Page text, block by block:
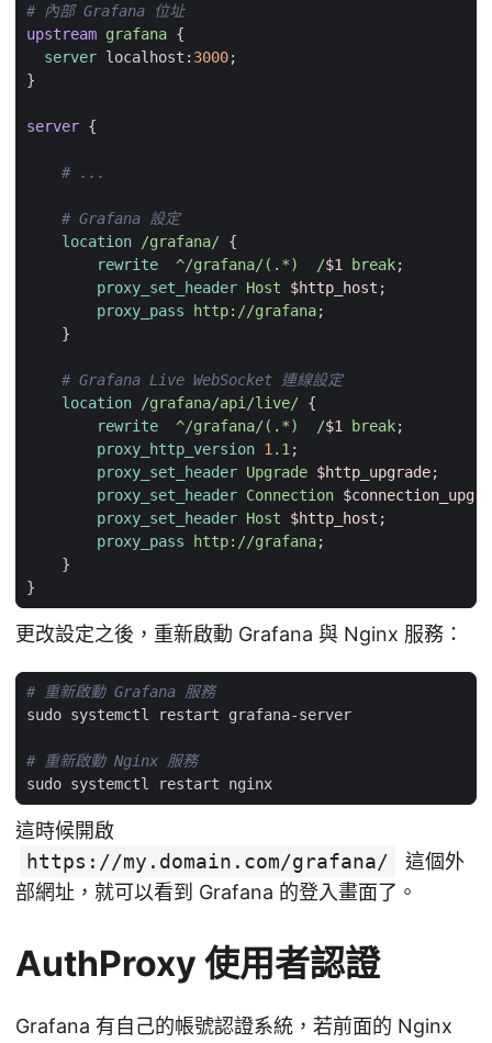
upstream grafana {
server localhost : 3000;
}
server {
location /grafana/ {
rewrite
^/grafana/(.*) /$1 break;
proxy_set_header Host $http_host ;
proxy_pass
http://grafana;
}
location /grafana/api/live/ {
rewrite
^/grafana/(.*) /$1 break;
proxy_http_version 1.1;
proxy_set_header Upgrade $http_upgrade;
proxy_set_header Connection
proxy_set_header Host $http_host ;
proxy_pass
http://grafana;
}
}
更改設定之後，重新啟動 Grafana 與 Nginx 服務：
# 重新啟動 Grafana 服務
# 重新啟動 Nginx 服務
這時候開啟
https://my.domain.com/grafana/
這個外
部網址，就可以看到 Grafana 的登入畫面了。
AuthProxy 使用者認證
Grafana 有自己的帳號認證系統，若前面的 Nginx